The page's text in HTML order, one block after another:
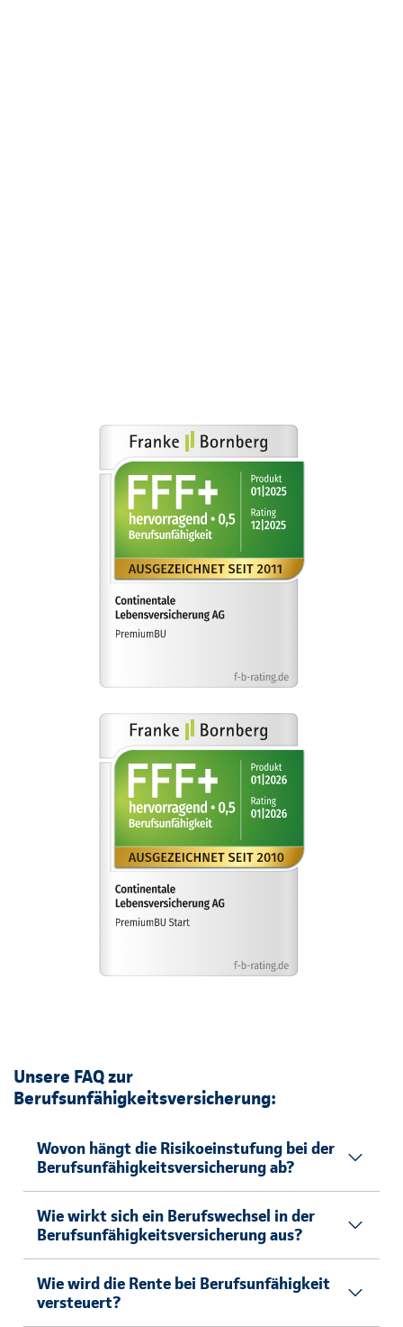
Unsere FAQ zur
Berufsunfähigkeitsversicherung:
Wovon hängt die Risikoeinstufung bei der
Berufsunfähigkeitsversicherung ab?
Wie wirkt sich ein Berufswechsel in der
Berufsunfähigkeitsversicherung aus?
Wie wird die Rente bei Berufsunfähigkeit
versteuert?